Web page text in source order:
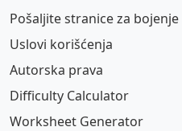
Pošaljite stranice za bojenje
Uslovi korišćenja
Autorska prava
Difficulty Calculator
Worksheet Generator